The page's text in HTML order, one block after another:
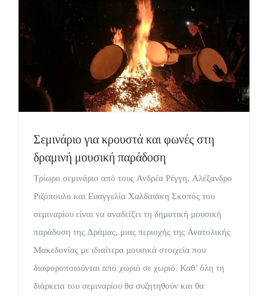
Σεμινάριο για κρουστά και φωνές στη
δραμινή μουσική παράδοση
Τρίωρο σεμινάριο από τους Ανδρέα Ρέγγη, Αλέξανδρο
Ριζόπουλο και Ευαγγελία Χαλδαιάκη Σκοπός του
σεμιναρίου είναι να αναδείξει τη δημοτική μουσική
παράδοση της Δράμας, μιας περιοχής της Ανατολικής
Μακεδονίας με ιδιαίτερα μουσικά στοιχεία που
διαφοροποιούνται από χωριό σε χωριό. Καθ’ όλη τη
διάρκεια του σεμιναρίου θα συζητηθούν και θα